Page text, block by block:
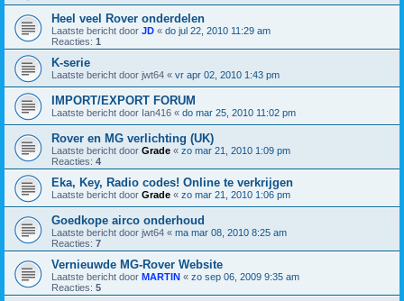
Heel veel Rover onderdelen
Laatste bericht door JD « do jul 22, 2010 11:29 am
Reacties: 1
K-serie
Laatste bericht door jwt64 « vr apr 02, 2010 1:43 pm
IMPORT/EXPORT FORUM
Laatste bericht door Ian416 « do mar 25, 2010 11:02 pm
Rover en MG verlichting (UK)
Laatste bericht door Grade « zo mar 21, 2010 1:09 pm
Reacties: 4
Eka, Key, Radio codes! Online te verkrijgen
Laatste bericht door Grade « zo mar 21, 2010 1:06 pm
Goedkope airco onderhoud
Laatste bericht door jwt64 « ma mar 08, 2010 8:25 am
Reacties: 7
Vernieuwde MG-Rover Website
Laatste bericht door MARTIN « zo sep 06, 2009 9:35 am
Reacties: 5